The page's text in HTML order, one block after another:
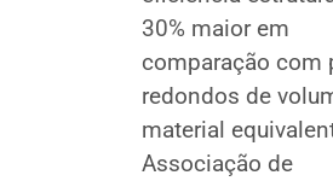
30% maior em
comparação com
redondos de
material
Associação de